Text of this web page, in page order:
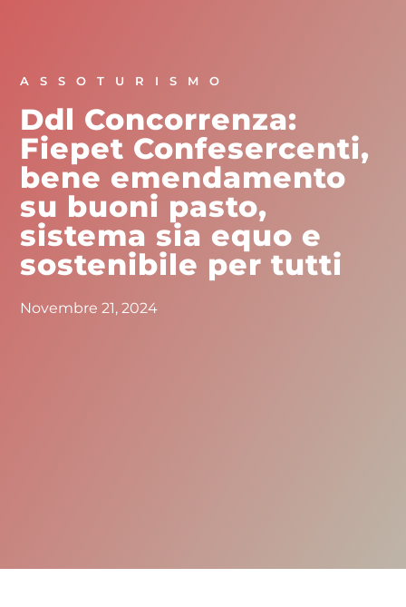
ASSOTURISMO
Ddl Concorrenza:
Fiepet Confesercenti,
bene emendamento
su buoni pasto,
sistema sia equo e
sostenibile per tutti
Novembre 21, 2024